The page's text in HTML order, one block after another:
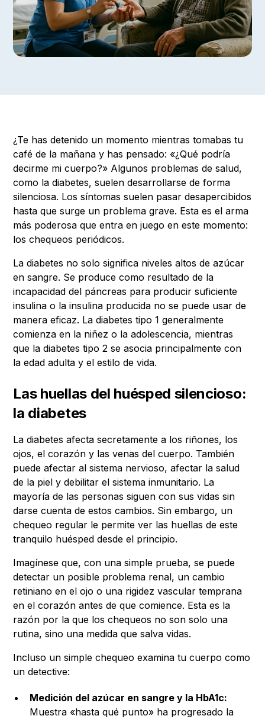
¿Te has detenido un momento mientras tomabas tu
café de la mañana y has pensado: «¿Qué podría
decirme mi cuerpo?» Algunos problemas de salud,
como la diabetes, suelen desarrollarse de forma
silenciosa. Los síntomas suelen pasar desapercibidos
hasta que surge un problema grave. Esta es el arma
más poderosa que entra en juego en este momento:
los chequeos periódicos.
La diabetes no solo significa niveles altos de azúcar
en sangre. Se produce como resultado de la
incapacidad del páncreas para producir suficiente
insulina o la insulina producida no se puede usar de
manera eficaz. La diabetes tipo 1 generalmente
comienza en la niñez o la adolescencia, mientras
que la diabetes tipo 2 se asocia principalmente con
la edad adulta y el estilo de vida.
Las huellas del huésped silencioso:
la diabetes
La diabetes afecta secretamente a los riñones, los
ojos, el corazón y las venas del cuerpo. También
puede afectar al sistema nervioso, afectar la salud
de la piel y debilitar el sistema inmunitario. La
mayoría de las personas siguen con sus vidas sin
darse cuenta de estos cambios. Sin embargo, un
chequeo regular le permite ver las huellas de este
tranquilo huésped desde el principio.
Imagínese que, con una simple prueba, se puede
detectar un posible problema renal, un cambio
retiniano en el ojo o una rigidez vascular temprana
en el corazón antes de que comience. Esta es la
razón por la que los chequeos no son solo una
rutina, sino una medida que salva vidas.
Incluso un simple chequeo examina tu cuerpo como
un detective:
Medición del azúcar en sangre y la HbA1c:
Muestra «hasta qué punto» ha progresado la